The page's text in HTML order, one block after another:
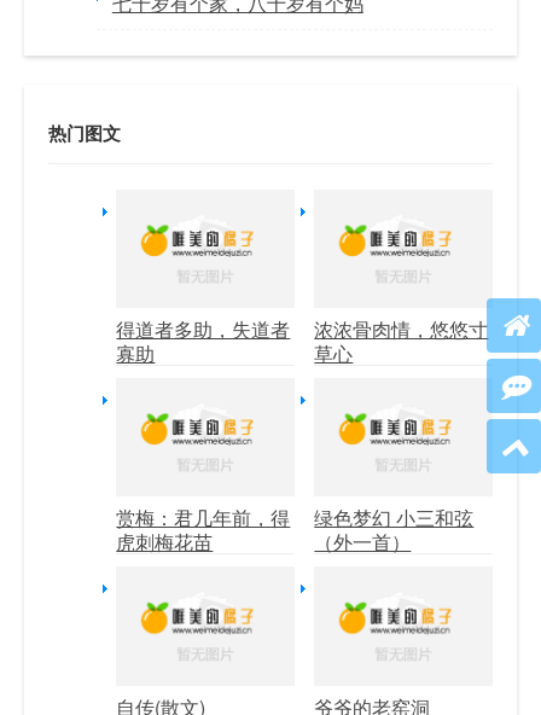
热门图文
得道者多助，失道者
寡助
浓浓骨肉情，悠悠寸
草心
赏梅：君几年前，得
虎刺梅花苗
绿色梦幻 小三和弦
（外一首）
自传(散文) 爷爷的老窑洞